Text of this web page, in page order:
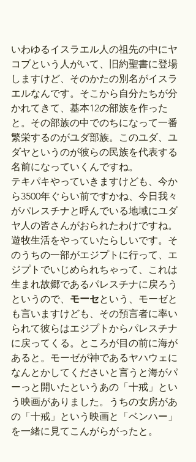
いわゆるイスラエル人の祖先の中にヤ
コブという人がいて、旧約聖書に登場
しますけど、そのかたの別名がイスラ
エルなんです。そこから自分たちが分
かれてきて、基本12の部族を作った
と。その部族の中でのちになって一番
繁栄するのがユダ部族。このユダ、ユ
ダヤというのが彼らの民族を代表する
名前になっていくんですね。
テキパキやっていきますけども、今か
ら3500年ぐらい前ですかね、今日我々
がパレスチナと呼んでいる地域にユダ
ヤ人の皆さんがおられたわけですね。
遊牧生活をやっていたらしいです。そ
のうちの一部がエジプトに行って、エ
ジプトでいじめられちゃって、これは
生まれ故郷であるパレスチナに戻ろう
というので、 モーセという、モーゼと
も言いますけども、その預言者に率い
られて彼らはエジプトからパレスチナ
に戻ってくる。ところが目の前に海が
あると。モーゼが神であるヤハウェに
なんとかしてくださいと言うと海がパ
ーっと開いたというあの「十戒」とい
う映画がありました。うちの女房があ
の「十戒」という映画と「ベンハー」
を一緒に見てこんがらがったと。